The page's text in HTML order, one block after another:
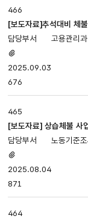
등록일,
나누어져
있습니다.
466
[보도자료]추석대비 체
고용관리과
있음
2025.09.03
676
465
[보도자료] 상습체불 사
노동기준
있음
2025.08.04
871
464